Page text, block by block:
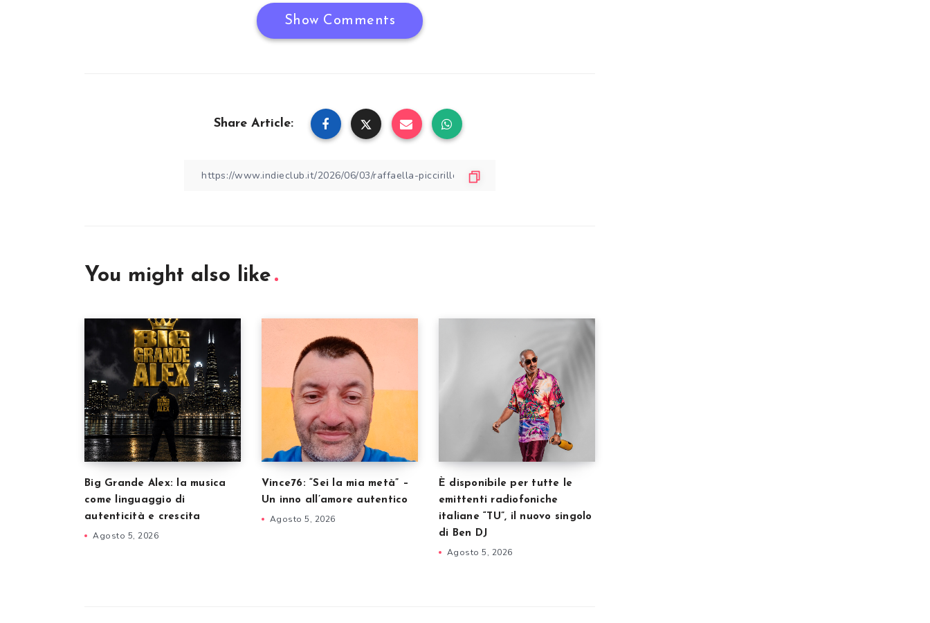
Show Comments
Share Article:
You might also like
Big Grande Alex: la musica
come linguaggio di
autenticità e crescita
Agosto 5, 2026
Vince76: “Sei la mia metà” –
Un inno all’amore autentico
Agosto 5, 2026
È disponibile per tutte le
emittenti radiofoniche
italiane “TU”, il nuovo singolo
di Ben DJ
Agosto 5, 2026